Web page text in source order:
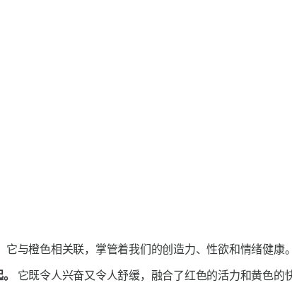
它与橙色相关联，掌管着我们的创造力、性欲和情绪健康。
它既令人兴奋又令人舒缓，融合了红色的活力和黄色